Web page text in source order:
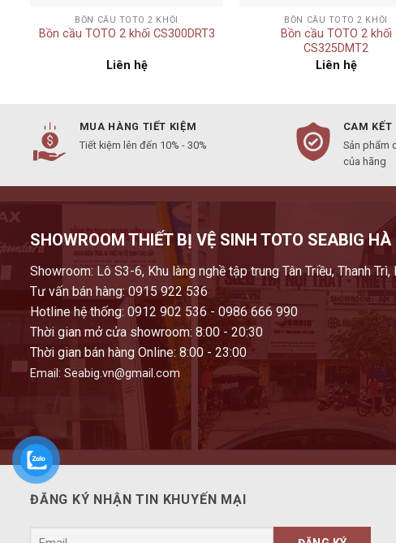
BỒN CẦU TOTO 2 KHỐI
Bồn cầu TOTO 2 khối CS300DRT3
Liên hệ
BỒN CẦU TOTO 2 KHỐI
Bồn cầu TOTO 2 khối
CS325DMT2
Liên hệ
MUA HÀNG TIẾT KIỆM
Tiết kiệm lên đến 10% - 30%
CAM KẾT
Sản phẩm
của hãng
SHOWROOM THIẾT BỊ VỆ SINH TOTO SEABIG HÀ
Showroom: Lô S3-6, Khu làng nghề tập trung Tân Triều, Thanh Trì,
Tư vấn bán hàng: 0915 922 536
Hotline hệ thống: 0912 902 536 - 0986 666 990
Thời gian mở cửa showroom: 8:00 - 20:30
Thời gian bán hàng Online: 8:00 - 23:00
Email: Seabig.vn@gmail.com
ĐĂNG KÝ NHẬN TIN KHUYẾN MẠI